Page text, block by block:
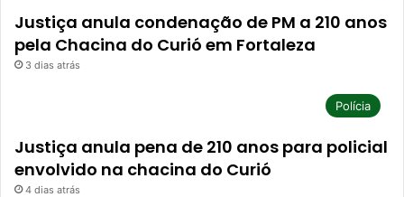
Justiça anula condenação de PM a 210 anos
pela Chacina do Curió em Fortaleza
3 dias atrás
Polícia
Justiça anula pena de 210 anos para policial
envolvido na chacina do Curió
4 dias atrás